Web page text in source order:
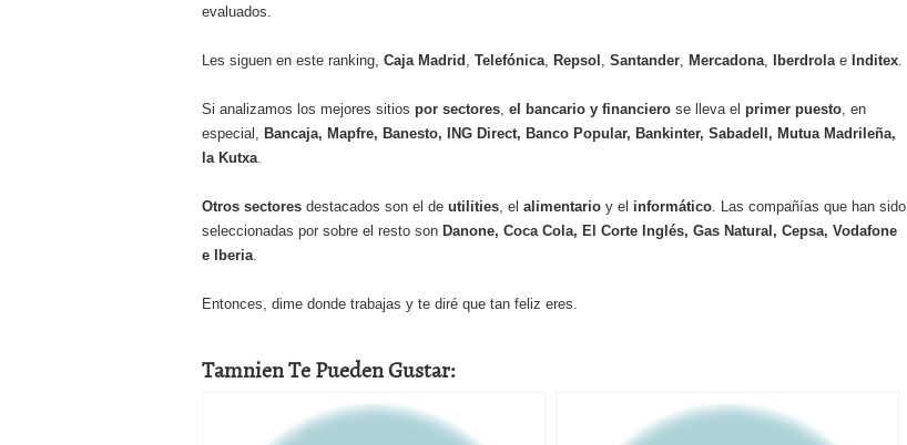
evaluados.
Les siguen en este ranking, Caja Madrid , Telefónica, Repsol , Santander, Mercadona, Iberdrola e Inditex.
Si analizamos los mejores sitios por sectores, el bancario y financiero se lleva el primer puesto, en
especial, Bancaja, Mapfre, Banesto, ING Direct, Banco Popular, Bankinter, Sabadell, Mutua Madrileña,
la Kutxa.
Otros sectores destacados son el de utilities, el alimentario y el informático. Las compañías que han sido
seleccionadas por sobre el resto son Danone, Coca Cola, El Corte Inglés, Gas Natural, Cepsa, Vodafone
e Iberia.
Entonces, dime donde trabajas y te diré que tan feliz eres.
Tamnien Te Pueden Gustar: